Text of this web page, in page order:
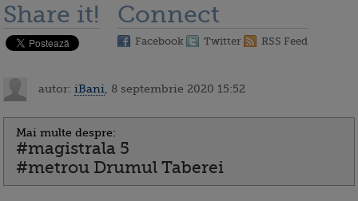
Share it! Connect
Facebook Twitter RSS Feed
autor: iBani , 8 septembrie 2020 15:52
Mai multe despre:
#magistrala 5
#metrou Drumul Taberei